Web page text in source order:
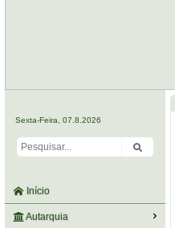
Sexta-Feira, 07.8.2026
Início
Autarquia